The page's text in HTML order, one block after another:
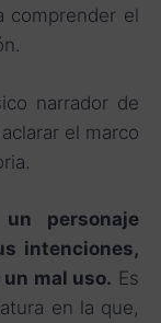
comprender el
narrador de
el marco
personaje
intenciones,
mal uso. Es
en la que,